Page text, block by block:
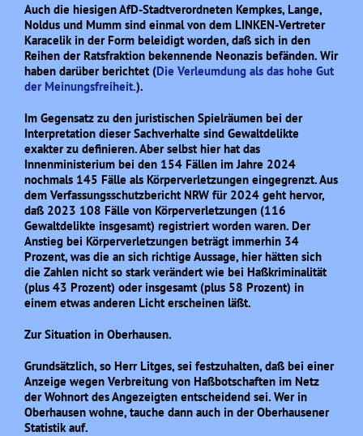
Auch die hiesigen AfD-Stadtverordneten Kempkes, Lange,
Noldus und Mumm sind einmal von dem LINKEN-Vertreter
Karacelik in der Form beleidigt worden, daß sich in den
Reihen der Ratsfraktion bekennende Neonazis befänden. Wir
haben darüber berichtet (Die Verleumdung als das hohe Gut
der Meinungsfreiheit.).
Im Gegensatz zu den juristischen Spielräumen bei der
Interpretation dieser Sachverhalte sind Gewaltdelikte
exakter zu definieren. Aber selbst hier hat das
Innenministerium bei den 154 Fällen im Jahre 2024
nochmals 145 Fälle als Körperverletzungen eingegrenzt. Aus
dem Verfassungsschutzbericht NRW für 2024 geht hervor,
daß 2023 108 Fälle von Körperverletzungen (116
Gewaltdelikte insgesamt) registriert worden waren. Der
Anstieg bei Körperverletzungen beträgt immerhin 34
Prozent, was die an sich richtige Aussage, hier hätten sich
die Zahlen nicht so stark verändert wie bei Haßkriminalität
(plus 43 Prozent) oder insgesamt (plus 58 Prozent) in
einem etwas anderen Licht erscheinen läßt.
Zur Situation in Oberhausen.
Grundsätzlich, so Herr Litges, sei festzuhalten, daß bei einer
Anzeige wegen Verbreitung von Haßbotschaften im Netz
der Wohnort des Angezeigten entscheidend sei. Wer in
Oberhausen wohne, tauche dann auch in der Oberhausener
Statistik auf.